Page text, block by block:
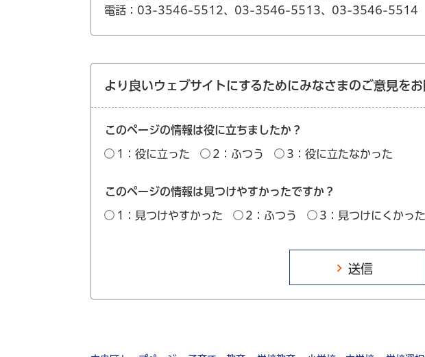
電話：03-3546-5512、03-3546-5513、03-3546-5514
より良いウェブサイトにするためにみなさまのご意見を
このページの情報は役に立ちましたか？
1：役に立った 2：ふつう 3：役に立たなかった
このページの情報は見つけやすかったですか？
1：見つけやすかった 2：ふつう 3：見つけにくかった